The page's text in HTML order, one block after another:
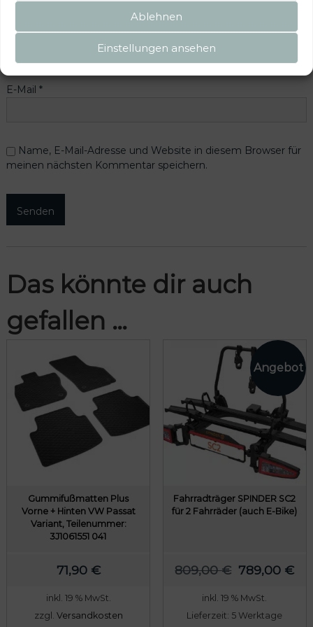
Ablehnen
Einstellungen ansehen
Name*
E-Mail *
Name, E-Mail-Adresse und Website in diesem Browser für
meinen nächsten Kommentar speichern.
Das könnte dir auch
gefallen …
Gummifußmatten Plus
Vorne + Hinten VW Passat
Variant, Teilenummer:
3J1061551 041
71,90 €
inkl. 19 % MwSt.
zzgl. Versandkosten
Fahrradträger SPINDER SC2
für 2 Fahrräder (auch E-Bike)
809,00€ U
s
p
789,00 €A
inkl. 19 % MwSt.
Lieferzeit: 5 Werktage